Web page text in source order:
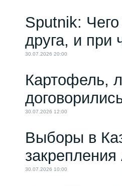
Sputnik:
друга, и при
30.07.2026 20:00
Картофель,
30.07.2026 12:00
Выборы в
30.07.2026 10:00